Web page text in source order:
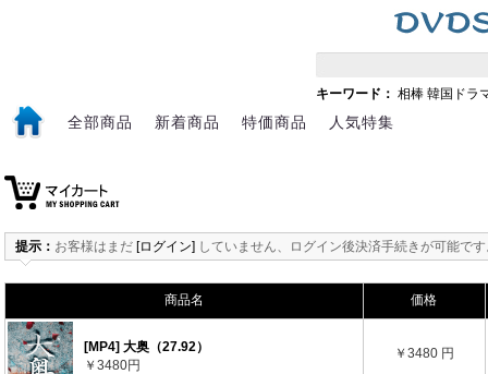
キーワード： 相棒 韓国ドラ
全部商品 新着商品 特価商品 人気特集
提示： お客様はまだ [ログイン] していません、ログイン後決済手続きが可能で
商品名 価格
[MP4] 大奥（27.92）
￥3480円
￥3480 円